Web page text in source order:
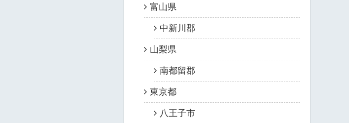
富山県
中新川郡
山梨県
南都留郡
東京都
八王子市